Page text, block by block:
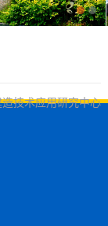
技术应用研究中心